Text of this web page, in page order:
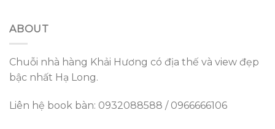
ABOUT
Chuỗi nhà hàng Khải Hương có địa thế và view đẹp
bậc nhất Hạ Long.
Liên hệ book bàn: 0932088588 / 0966666106